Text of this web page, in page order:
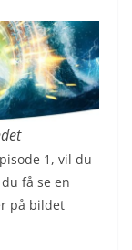
1, vil du
få se en
på bildet